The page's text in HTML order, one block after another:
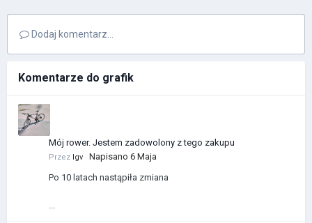
Dodaj komentarz...
Komentarze do grafik
Mój rower. Jestem zadowolony z tego zakupu
Przez Igv · Napisano 6 Maja
Po 10 latach nastąpiła zmiana